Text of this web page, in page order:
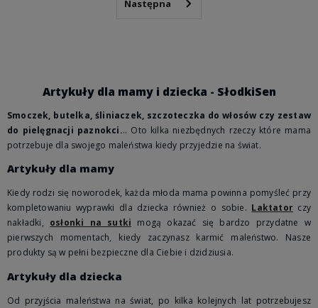
Artykuły dla mamy i dziecka - SłodkiSen
Smoczek, butelka, śliniaczek, szczoteczka do włosów czy zestaw
do pielęgnacji paznokci... Oto kilka niezbędnych rzeczy które mama
potrzebuje dla swojego maleństwa kiedy przyjedzie na świat.
Artykuły dla mamy
Kiedy rodzi się noworodek, każda młoda mama powinna pomyśleć przy
kompletowaniu wyprawki dla dziecka również o sobie. Laktatorczy
nakładki, osłonki na sutki mogą okazać się bardzo przydatne w
pierwszych momentach, kiedy zaczynasz karmić maleństwo. Nasze
produkty są w pełni bezpieczne dla Ciebie i dzidziusia.
Artykuły dla dziecka
Od przyjścia maleństwa na świat, po kilka kolejnych lat potrzebujesz